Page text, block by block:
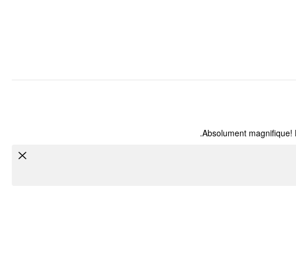
Absolument magnifique!